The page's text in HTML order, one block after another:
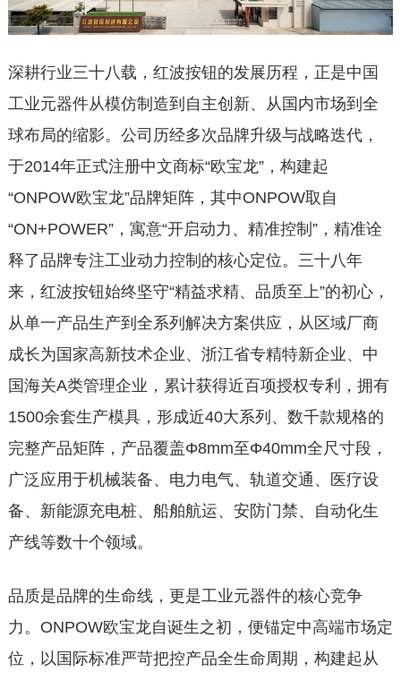
深耕行业三十八载，红波按钮的发展历程，正是中国
工业元器件从模仿制造到自主创新、从国内市场到全
球布局的缩影。公司历经多次品牌升级与战略迭代，
于2014年正式注册中文商标“欧宝龙”，构建起
“ONPOW欧宝龙”品牌矩阵，其中ONPOW取自
“ON+POWER”，寓意“开启动力、精准控制”，精准诠
释了品牌专注工业动力控制的核心定位。三十八年
来，红波按钮始终坚守“精益求精、品质至上”的初心，
从单一产品生产到全系列解决方案供应，从区域厂商
成长为国家高新技术企业、浙江省专精特新企业、中
国海关A类管理企业，累计获得近百项授权专利，拥有
1500余套生产模具，形成近40大系列、数千款规格的
完整产品矩阵，产品覆盖Φ8mm至Φ40mm全尺寸段，
广泛应用于机械装备、电力电气、轨道交通、医疗设
备、新能源充电桩、船舶航运、安防门禁、自动化生
产线等数十个领域。
品质是品牌的生命线，更是工业元器件的核心竞争
力。ONPOW欧宝龙自诞生之初，便锚定中高端市场定
位，以国际标准严苛把控产品全生命周期，构建起从